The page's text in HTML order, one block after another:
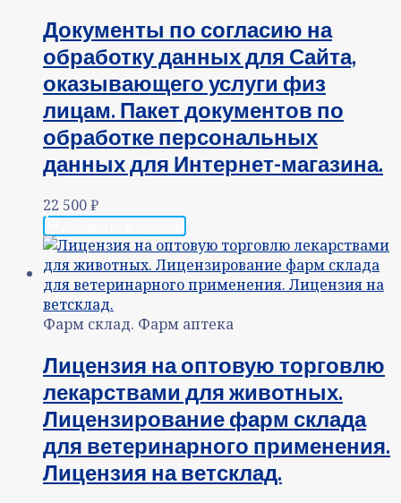
Документы по согласию на
обработку данных для Сайта,
оказывающего услуги физ
лицам. Пакет документов по
обработке персональных
данных для Интернет-магазина.
22 500₽
Фарм склад. Фарм аптека
Лицензия на оптовую торговлю
лекарствами для животных.
Лицензирование фарм склада
для ветеринарного применения.
Лицензия на ветсклад.